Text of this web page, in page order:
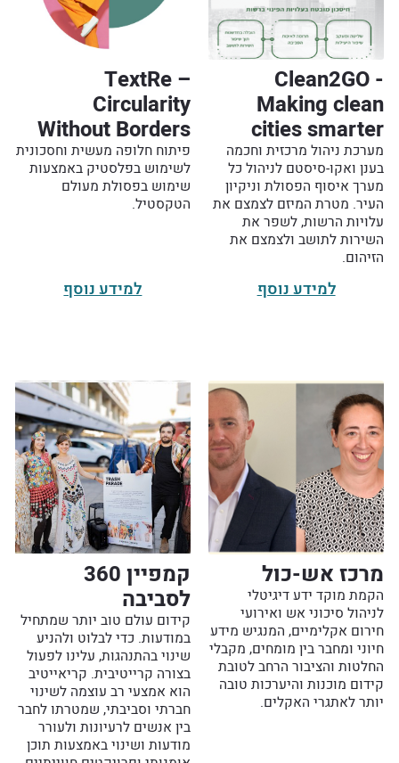
Clean2GO -
Making clean
cities smarter
מערכת ניהול מרכזית וחכמה
בענן ואקו-סיסטם לניהול כל
מערך איסוף הפסולת וניקיון
העיר. מטרת המיזם לצמצם את
עלויות הרשות, לשפר את
השירות לתושב ולצמצם את
הזיהום.
למידע נוסף
TextRe –
Circularity
Without Borders
פיתוח חלופה מעשית וחסכונית
לשימוש בפלסטיק באמצעות
שימוש בפסולת מעולם
הטקסטיל.
למידע נוסף
מרכז אש-כול
הקמת מוקד ידע דיגיטלי
לניהול סיכוני אש ואירועי
חירום אקלימיים, המנגיש מידע
חיוני ומחבר בין מומחים, מקבלי
החלטות והציבור הרחב לטובת
קידום מוכנות והיערכות טובה
יותר לאתגרי האקלים.
קמפיין 360
לסביבה
קידום עולם טוב יותר שמתחיל
במודעות. כדי לבלוט ולהניע
שינוי בהתנהגות, עלינו לפעול
בצורה קרייטיבית. קריאייטיב
הוא אמצעי רב עוצמה לשינוי
חברתי וסביבתי, שמטרתו לחבר
בין אנשים לרעיונות ולעורר
מודעות ושינוי באמצעות תוכן